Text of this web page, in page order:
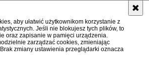
aby ułatwić użytkownikom korzystanie z
Jeśli nie blokujesz tych plików, to
oraz zapisanie w pamięci urządzenia.
zarządzać cookies, zmieniając
zmiany ustawienia przeglądarki oznacza